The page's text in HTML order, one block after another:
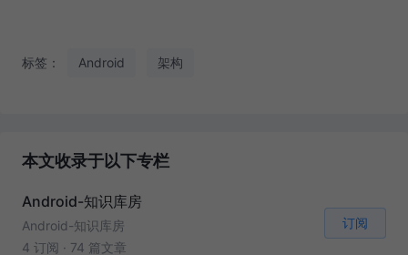
标签： Android 架构
本文收录于以下专栏
Android-知识库房
Android-知识库房
4 订阅 · 74 篇文章
订阅